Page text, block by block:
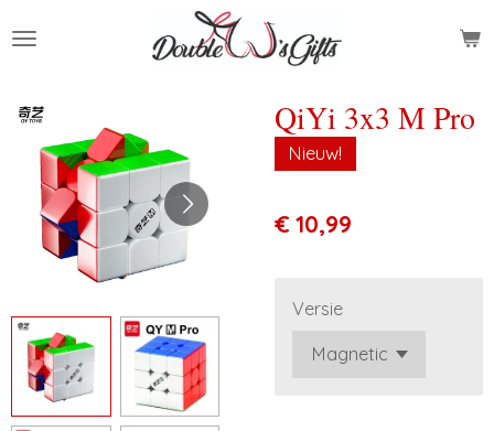
direct
de
hoofdinhoud
QiYi 3x3 M Pro
Nieuw!
€ 10,99
Versie